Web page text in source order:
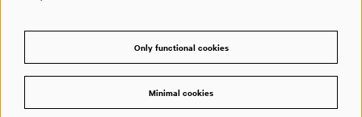
Only functional cookies
Minimal cookies